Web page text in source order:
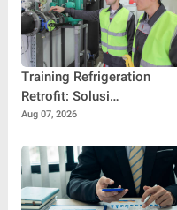
Training Refrigeration
Retrofit: Solusi
Meningkatkan Efisiensi dan
Pendingin Modern
Aug 07, 2026